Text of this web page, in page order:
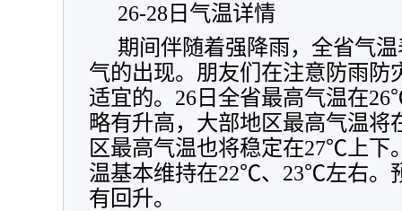
26-28日气温详情
期间伴随着强降雨，全省气
气的出现。朋友们在注意防雨防
适宜的。26日全省最高气温在
略有升高，大部地区最高气温
区最高气温也将稳定在27℃上下
温基本维持在22℃、23℃左右。
有回升。